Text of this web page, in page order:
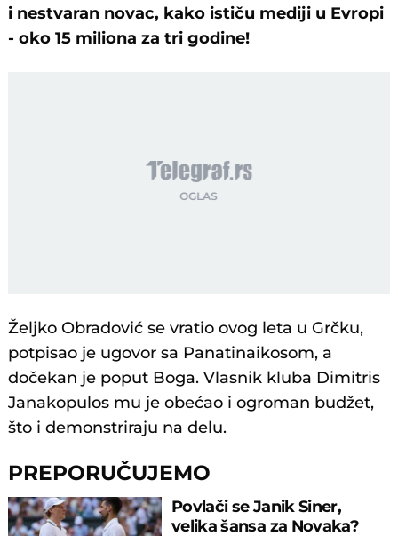
i nestvaran novac, kako ističu mediji u Evropi
- oko 15 miliona za tri godine!
Željko Obradović se vratio ovog leta u Grčku,
potpisao je ugovor sa Panatinaikosom, a
dočekan je poput Boga. Vlasnik kluba Dimitris
Janakopulos mu je obećao i ogroman budžet,
što i demonstriraju na delu.
PREPORUČUJEMO
Povlači se Janik Siner,
velika šansa za Novaka?